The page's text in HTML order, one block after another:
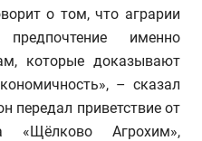
о том, что аграрии
именно
которые доказывают
– сказал
передал приветствие от
«Щёлково Агрохим»,